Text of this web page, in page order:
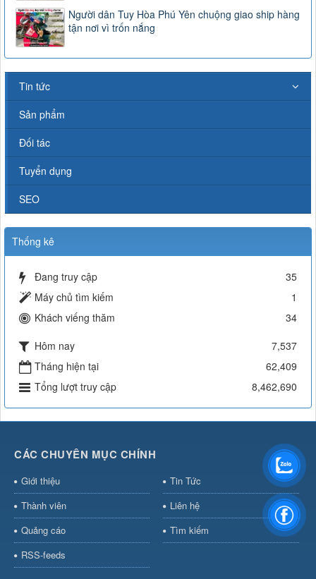
Người dân Tuy Hòa Phú Yên chuộng giao ship hàng
tận nơi vì trốn nắng
Tin tức
Sản phẩm
Đối tác
Tuyển dụng
SEO
Thống kê
Đang truy cập
35
Máy chủ tìm kiếm
1
Khách viếng thăm
34
Hôm nay
7,537
Tháng hiện tại
62,409
Tổng lượt truy cập
8,462,690
CÁC CHUYÊN MỤC CHÍNH
Giới thiệu
Tin Tức
Thành viên
Liên hệ
Quảng cáo
Tìm kiếm
RSS-feeds